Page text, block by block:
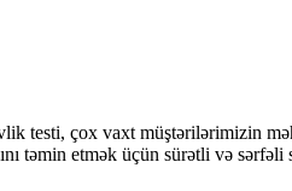
testi, çox vaxt müştərilərimizin
təmin etmək üçün sürətli və sərfəli